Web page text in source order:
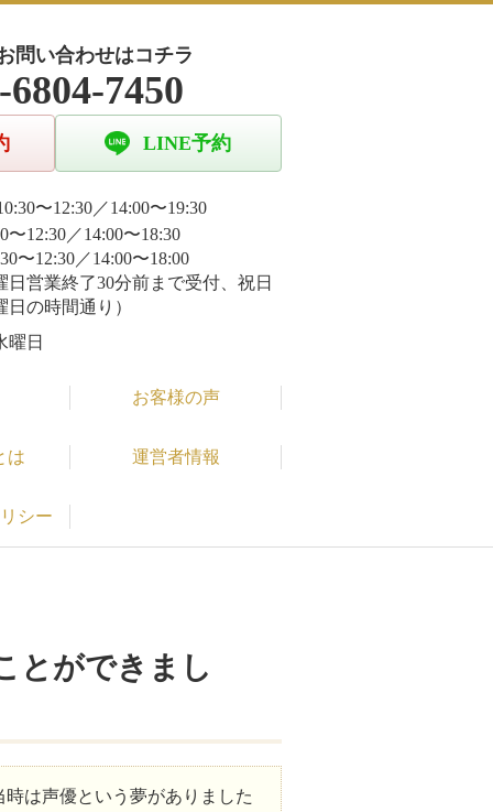
問い合わせはコチラ
6804-7450
LINE予約
〜12:30／14:00〜19:30
〜12:30／14:00〜18:30
〜12:30／14:00〜18:00
日営業終了30分前まで受付、祝日
日の時間通り）
曜日
お客様の声
は 運営者情報
シー
とができまし
は声優という夢がありました